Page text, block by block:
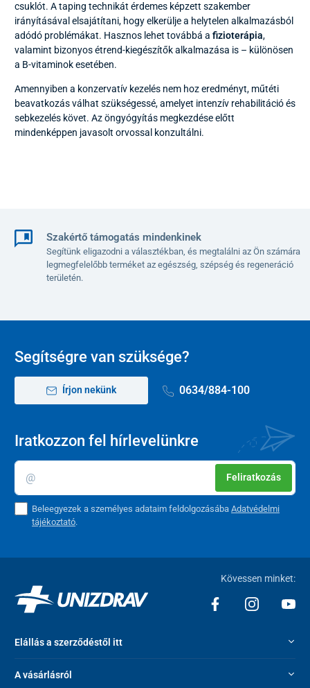
csuklót. A taping technikát érdemes képzett szakember
irányításával elsajátítani, hogy elkerülje a helytelen alkalmazásból
adódó problémákat. Hasznos lehet továbbá a fizioterápia,
valamint bizonyos étrend-kiegészítők alkalmazása is – különösen
a B-vitaminok esetében.
Amennyiben a konzervatív kezelés nem hoz eredményt, műtéti
beavatkozás válhat szükségessé, amelyet intenzív rehabilitáció és
sebkezelés követ. Az öngyógyítás megkezdése előtt
mindenképpen javasolt orvossal konzultálni.
Szakértő támogatás mindenkinek
Segítünk eligazodni a választékban, és megtalálni az Ön számára
legmegfelelőbb terméket az egészség, szépség és regeneráció
területén.
Segítségre van szüksége?
Írjon nekünk 0634/884-100
Iratkozzon fel hírlevelünkre
Feliratkozás
Beleegyezek a személyes adataim feldolgozásábaAdatvédelmi
tájékoztató.
Kövessen minket:
Elállás a szerződéstől itt
A vásárlásról